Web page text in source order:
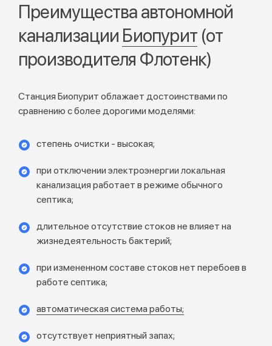
Преимущества автономной
канализации Биопурит (от
производителя Флотенк)
Станция Биопурит облажает достоинствами по
сравнению с более дорогими моделями:
степень очистки - высокая;
при отключении электроэнергии локальная
канализация работает в режиме обычного
септика;
длительное отсутствие стоков не влияет на
жизнедеятельность бактерий;
при измененном составе стоков нет перебоев в
работе септика;
автоматическая система работы;
отсутствует неприятный запах;